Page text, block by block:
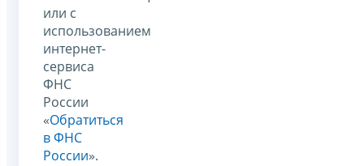
или с
использованием
интернет-
сервиса
ФНС
России
«Обратиться
в ФНС
России».